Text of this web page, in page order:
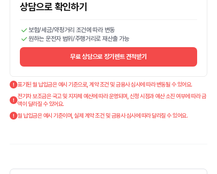
상담으로 확인하기
보험/세금/약정거리 조건에 따라 변동
원하는 운전자 범위/주행거리로 재산출 가능
무료 상담으로 장기렌트 견적받기
표기된 월 납입금은 예시 기준으로, 계약 조건 및 금융사 심사에 따라 변동될 수 있어요.
전기차 보조금은 국고 및 지자체 예산에 따라 운영되며, 신청 시점과 예산 소진 여부에 따라 금
액이 달라질 수 있어요.
월 납입금은 예시 기준이며, 실제 계약 조건 및 금융사 심사에 따라 달라질 수 있어요.